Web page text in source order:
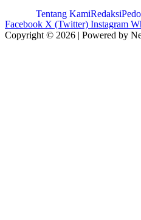
Tentang KamiRedaksi
Facebook X (Twitter) Instagram
Copyright © 2026 | Powered by